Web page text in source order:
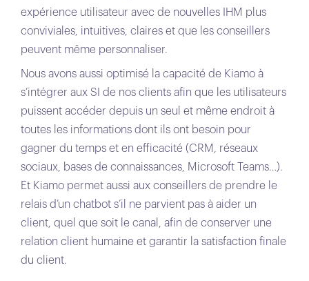
expérience utilisateur avec de nouvelles IHM plus
conviviales, intuitives, claires et que les conseillers
peuvent même personnaliser.
Nous avons aussi optimisé la capacité de Kiamo à
s’intégrer aux SI de nos clients afin que les utilisateurs
puissent accéder depuis un seul et même endroit à
toutes les informations dont ils ont besoin pour
gagner du temps et en efficacité (CRM, réseaux
sociaux, bases de connaissances, Microsoft Teams…).
Et Kiamo permet aussi aux conseillers de prendre le
relais d’un chatbot s’il ne parvient pas à aider un
client, quel que soit le canal, afin de conserver une
relation client humaine et garantir la satisfaction finale
du client.